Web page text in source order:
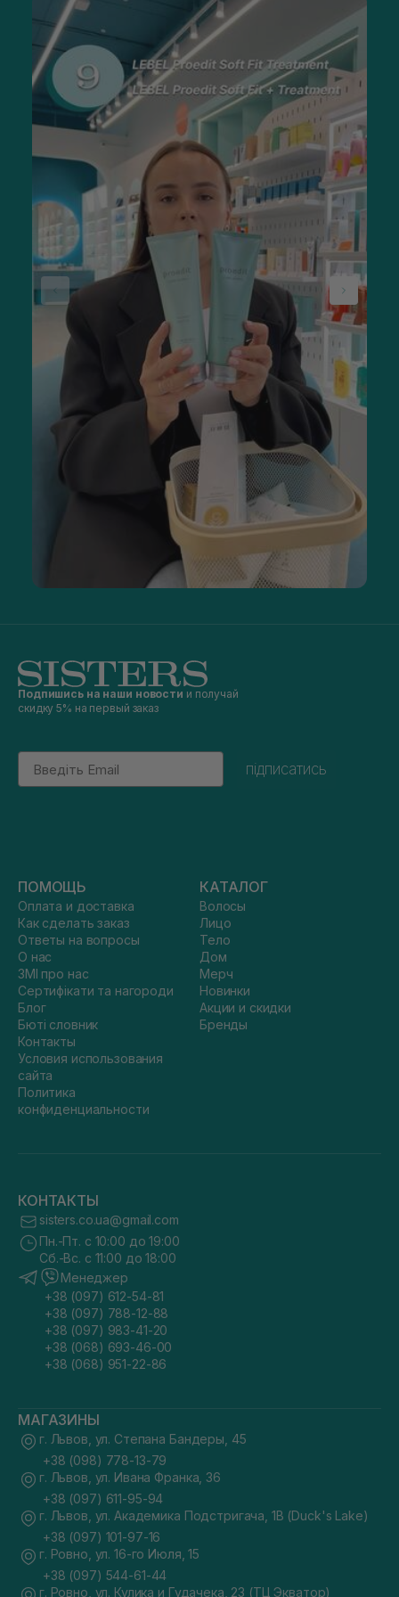
Подпишись на наши новости и получай
скидку 5% на первый заказ
Email
підписатись
ПОМОЩЬ
Оплата и доставка
Как сделать заказ
Ответы на вопросы
О нас
ЗМІ про нас
Сертифікати та нагороди
Блог
Бюті словник
Контакты
Условия использования
сайта
Политика
конфиденциальности
КАТАЛОГ
Волосы
Лицо
Тело
Дом
Мерч
Новинки
Акции и скидки
Бренды
КОНТАКТЫ
sisters.co.ua@gmail.com
Пн.-Пт. с 10:00 до 19:00
Сб.-Вс. с 11:00 до 18:00
Менеджер
+38 (097) 612-54-81
+38 (097) 788-12-88
+38 (097) 983-41-20
+38 (068) 693-46-00
+38 (068) 951-22-86
МАГАЗИНЫ
г. Львов, ул. Степана Бандеры, 45
+38 (098) 778-13-79
г. Львов, ул. Ивана Франка, 36
+38 (097) 611-95-94
г. Львов, ул. Академика Подстригача, 1В (Duck's Lake)
+38 (097) 101-97-16
г. Ровно, ул. 16-го Июля, 15
+38 (097) 544-61-44
г. Ровно, ул. Кулика и Гудачека, 23 (ТЦ Экватор)